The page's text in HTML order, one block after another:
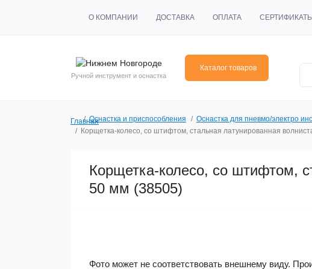
О КОМПАНИИ ДОСТАВКА ОПЛАТА СЕРТИФИКАТЫ
Ручной инструмент и оснастка
Каталог товаров
ГлавнаяОснастка и приспособления Оснастка для пневмо/электро
Корщетка-колесо, со штифтом, стальная латунированная
Корщетка-колесо, со штифтом,
50 мм (38505)
Фото может не соответствовать внешнему виду.